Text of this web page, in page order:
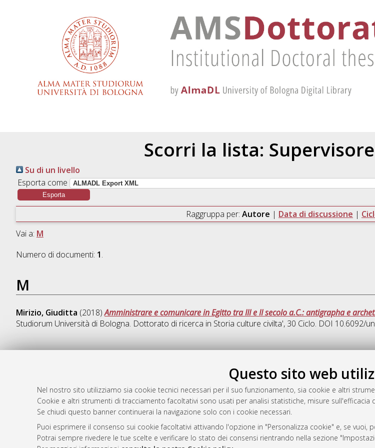
Questo sito web
Nel nostro sito utilizziamo sia cookie tecnici necessari per il suo funzionamento, sia cookie e altri
Cookie e altri strumenti di tracciamento facoltativi sono usati per analisi statistiche, misure
Se chiudi questo banner continuerai la navigazione solo con i cookie necessari.
Puoi esprimere il consenso sui cookie facoltativi attivando l'opzione in "Personalizza cookie" e, se
Potrai sempre rivedere le tue scelte e verificare lo stato dei consensi rientrando nella sezione
Scorri la lista:
Su di un livello
Esporta come
Raggruppa per: Autore | Data di discussione |
Vai a: M
Numero di documenti: 1.
M
Mirizio, Giuditta (2018)Amministrare e comunicare in Egitto tra III e II secolo a.C.: antigrapha e
Studiorum Università di Bologna. Dottorato di ricerca in Storia culture civilta', 30 Ciclo. DOI 10.6092/
Rss 1.0
Rss 2.0
AMS Dottorato
ISSN: 2038-7946
Servizio implementato e gestito daAlmaDL
Impostazioni Cookie
Informativa sulla privacy
Condizioni d’uso del sito